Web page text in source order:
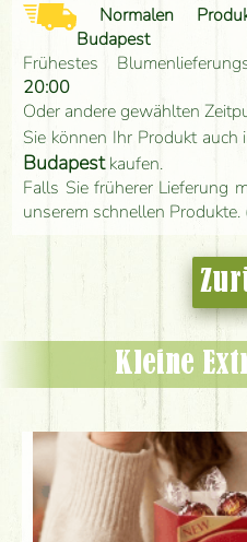
Normalen
Budapest
Frühestes
20:00
Oder andere gewählten
Sie können Ihr Produkt auch
Budapestkaufen.
Falls Sie früherer Lieferung
unserem schnellen
Kleine